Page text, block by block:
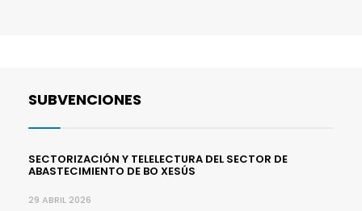
SUBVENCIONES
SECTORIZACIÓN Y TELELECTURA DEL SECTOR DE
ABASTECIMIENTO DE BO XESÚS
29 ABRIL 2026